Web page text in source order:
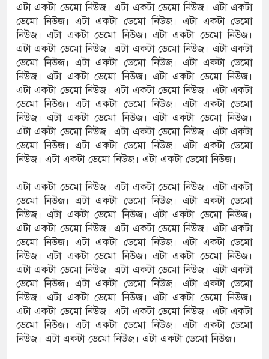
এটা একটা ডেমো নিউজ। এটা একটা ডেমো নিউজ। এটা একটা
ডেমো নিউজ। এটা একটা ডেমো নিউজ। এটা একটা ডেমো
নিউজ। এটা একটা ডেমো নিউজ। এটা একটা ডেমো নিউজ।
এটা একটা ডেমো নিউজ। এটা একটা ডেমো নিউজ। এটা একটা
ডেমো নিউজ। এটা একটা ডেমো নিউজ। এটা একটা ডেমো
নিউজ। এটা একটা ডেমো নিউজ। এটা একটা ডেমো নিউজ।
এটা একটা ডেমো নিউজ। এটা একটা ডেমো নিউজ। এটা একটা
ডেমো নিউজ। এটা একটা ডেমো নিউজ। এটা একটা ডেমো
নিউজ। এটা একটা ডেমো নিউজ। এটা একটা ডেমো নিউজ।
এটা একটা ডেমো নিউজ। এটা একটা ডেমো নিউজ। এটা একটা
ডেমো নিউজ। এটা একটা ডেমো নিউজ। এটা একটা ডেমো
নিউজ। এটা একটা ডেমো নিউজ। এটা একটা ডেমো নিউজ।
এটা একটা ডেমো নিউজ। এটা একটা ডেমো নিউজ। এটা একটা
ডেমো নিউজ। এটা একটা ডেমো নিউজ। এটা একটা ডেমো
নিউজ। এটা একটা ডেমো নিউজ। এটা একটা ডেমো নিউজ।
এটা একটা ডেমো নিউজ। এটা একটা ডেমো নিউজ। এটা একটা
ডেমো নিউজ। এটা একটা ডেমো নিউজ। এটা একটা ডেমো
নিউজ। এটা একটা ডেমো নিউজ। এটা একটা ডেমো নিউজ।
এটা একটা ডেমো নিউজ। এটা একটা ডেমো নিউজ। এটা একটা
ডেমো নিউজ। এটা একটা ডেমো নিউজ। এটা একটা ডেমো
নিউজ। এটা একটা ডেমো নিউজ। এটা একটা ডেমো নিউজ।
এটা একটা ডেমো নিউজ। এটা একটা ডেমো নিউজ। এটা একটা
ডেমো নিউজ। এটা একটা ডেমো নিউজ। এটা একটা ডেমো
নিউজ। এটা একটা ডেমো নিউজ। এটা একটা ডেমো নিউজ।